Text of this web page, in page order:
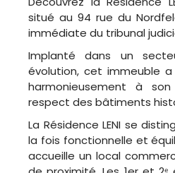
situé au 94 rue du
immédiate du tribunal
Implanté dans un
évolution, cet immeuble
harmonieusement à
respect des bâtiments
La Résidence LENI se
la fois fonctionnelle et
accueille un local